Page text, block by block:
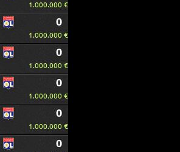
1.000.000 €
0
1.000.000 €
0
1.000.000 €
0
1.000.000 €
0
1.000.000 €
0